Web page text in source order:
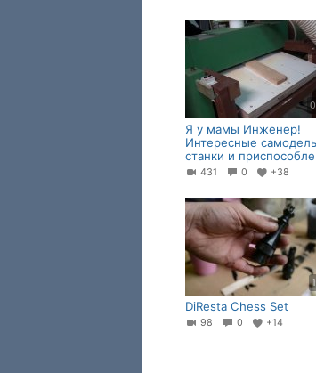
Я у мамы Инженер!
Интересные
станки и
431 0 +38
DiResta Chess Set
98 0 +14